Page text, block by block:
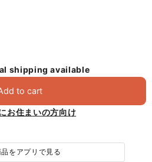
shipping available
to cart
お住まいの方向け
をアプリで見る